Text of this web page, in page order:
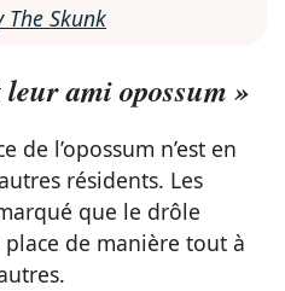
Skunk
ami opossum »
de l’opossum n’est en
résidents. Les
que le drôle
place de manière tout à